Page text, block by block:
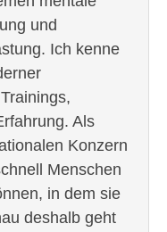
und
Ich kenne
Als
Konzern
Menschen
in dem sie
deshalb geht